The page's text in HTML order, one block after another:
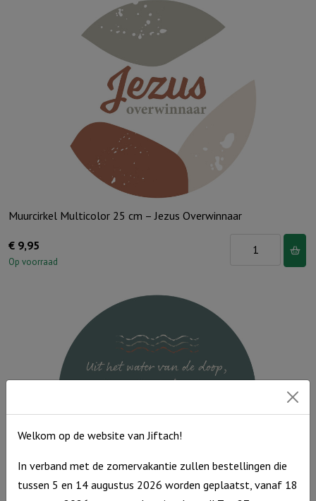
Muurcirkel Multicolor 25 cm – Jezus Overwinnaar
€ 9,95
Op voorraad
Muurcirkel
Jezus
Overwinnaar
aantal
Welkom op de website van Jiftach!
In verband met de zomervakantie zullen bestellingen die
tussen 5 en 14 augustus 2026 worden geplaatst, vanaf 18